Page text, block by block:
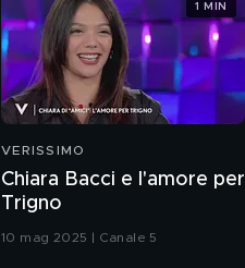
VERISSIMO
Chiara Bacci e l'amore per
Trigno
10 mag 2025 | Canale 5
1 MIN